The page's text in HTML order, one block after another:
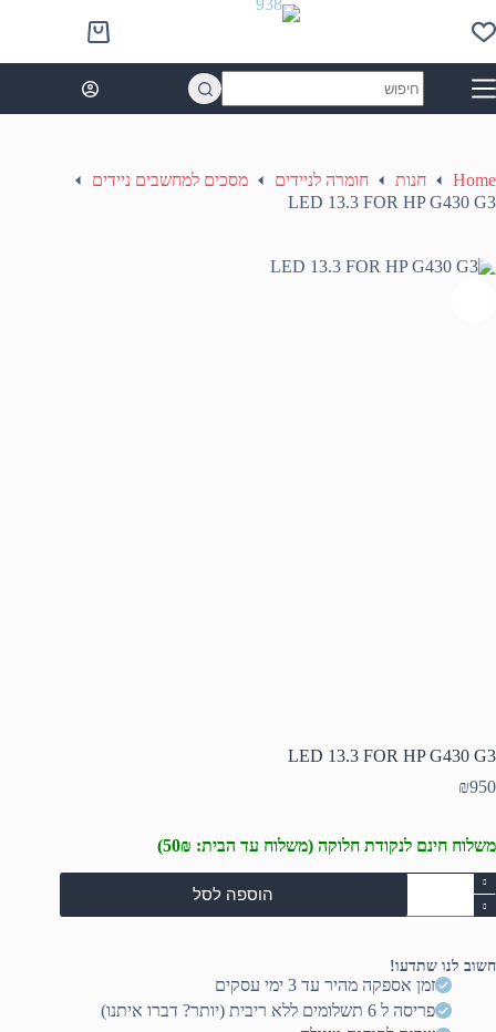
to
content
Shopping
cart
results
Home חנות חומרה לניידים
מסכים למחשבים ניידים
LED 13.3 FOR HP G430 G3
LED 13.3 FOR HP G430 G3
₪950
משלוח חינם לנקודת חלוקה (משלוח עד הבית: 50₪)
כמות
של
LED
HP
הוספה לסל
חשוב לנו שתדעו!
זמן אספקה מהיר עד 3 ימי עסקים
פריסה ל 6 תשלומים ללא ריבית (יותר? דברו איתנו)